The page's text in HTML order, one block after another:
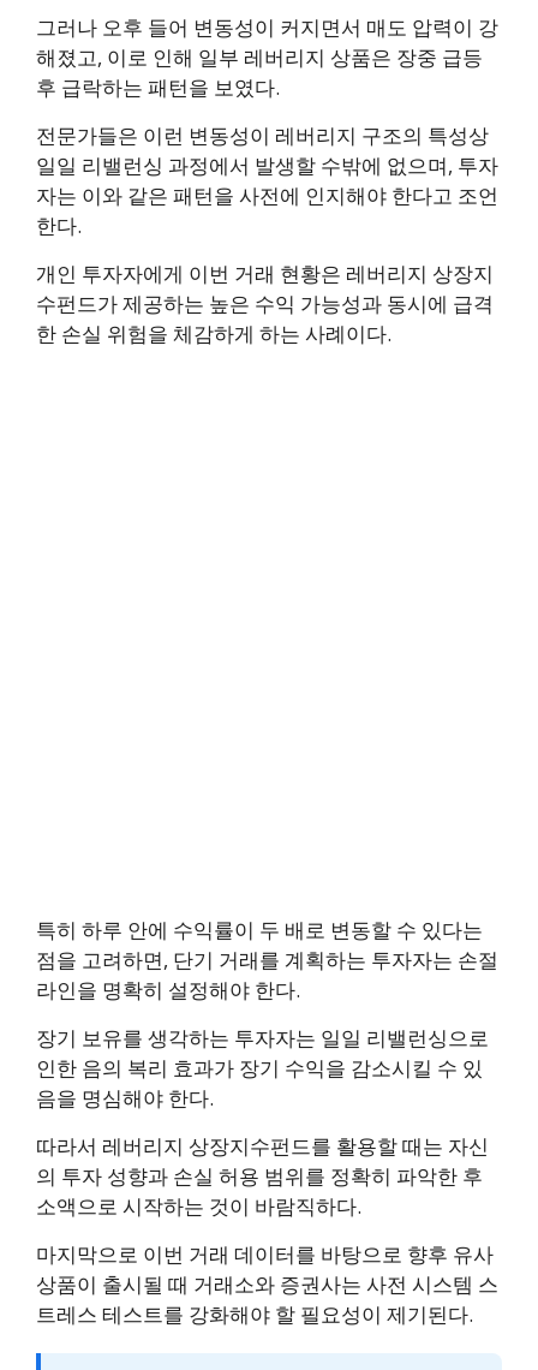
그러나 오후 들어 변동성이 커지면서 매도 압력이 강
해졌고, 이로 인해 일부 레버리지 상품은 장중 급등
후 급락하는 패턴을 보였다.
전문가들은 이런 변동성이 레버리지 구조의 특성상
일일 리밸런싱 과정에서 발생할 수밖에 없으며, 투자
자는 이와 같은 패턴을 사전에 인지해야 한다고 조언
한다.
개인 투자자에게 이번 거래 현황은 레버리지 상장지
수펀드가 제공하는 높은 수익 가능성과 동시에 급격
한 손실 위험을 체감하게 하는 사례이다.
특히 하루 안에 수익률이 두 배로 변동할 수 있다는
점을 고려하면, 단기 거래를 계획하는 투자자는 손절
라인을 명확히 설정해야 한다.
장기 보유를 생각하는 투자자는 일일 리밸런싱으로
인한 음의 복리 효과가 장기 수익을 감소시킬 수 있
음을 명심해야 한다.
따라서 레버리지 상장지수펀드를 활용할 때는 자신
의 투자 성향과 손실 허용 범위를 정확히 파악한 후
소액으로 시작하는 것이 바람직하다.
마지막으로 이번 거래 데이터를 바탕으로 향후 유사
상품이 출시될 때 거래소와 증권사는 사전 시스템 스
트레스 테스트를 강화해야 할 필요성이 제기된다.